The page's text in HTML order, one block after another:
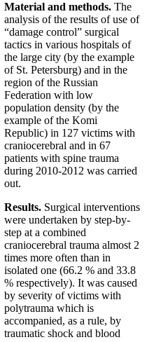
Material and methods. The
analysis of the results of use of
“damage control” surgical
tactics in various hospitals of
the large city (by the example
of St. Petersburg) and in the
region of the Russian
Federation with low
population density (by the
example of the Komi
Republic) in 127 victims with
craniocerebral and in 67
patients with spine trauma
during 2010-2012 was carried
out.
Results. Surgical interventions
were undertaken by step-by-
step at a combined
craniocerebral trauma almost 2
times more often than in
isolated one (66.2 % and 33.8
% respectively). It was caused
by severity of victims with
polytrauma which is
accompanied, as a rule, by
traumatic shock and blood